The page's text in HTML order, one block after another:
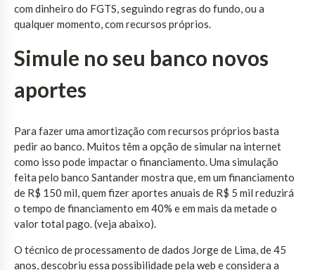
com dinheiro do FGTS, seguindo regras do fundo, ou a
qualquer momento, com recursos próprios.
Simule no seu banco novos
aportes
Para fazer uma amortização com recursos próprios basta
pedir ao banco. Muitos têm a opção de simular na internet
como isso pode impactar o financiamento. Uma simulação
feita pelo banco Santander mostra que, em um financiamento
de R$ 150 mil, quem fizer aportes anuais de R$ 5 mil reduzirá
o tempo de financiamento em 40% e em mais da metade o
valor total pago. (veja abaixo).
O técnico de processamento de dados Jorge de Lima, de 45
anos, descobriu essa possibilidade pela web e considera a